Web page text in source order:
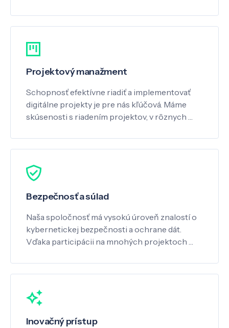
Projektový manažment
Schopnosť efektívne riadiť a implementovať
digitálne projekty je pre nás kľúčová. Máme
skúsenosti s riadením projektov, v rôznych …
Bezpečnosť a súlad
Naša spoločnosť má vysokú úroveň znalostí o
kybernetickej bezpečnosti a ochrane dát.
Vďaka participácii na mnohých projektoch …
Inovačný prístup